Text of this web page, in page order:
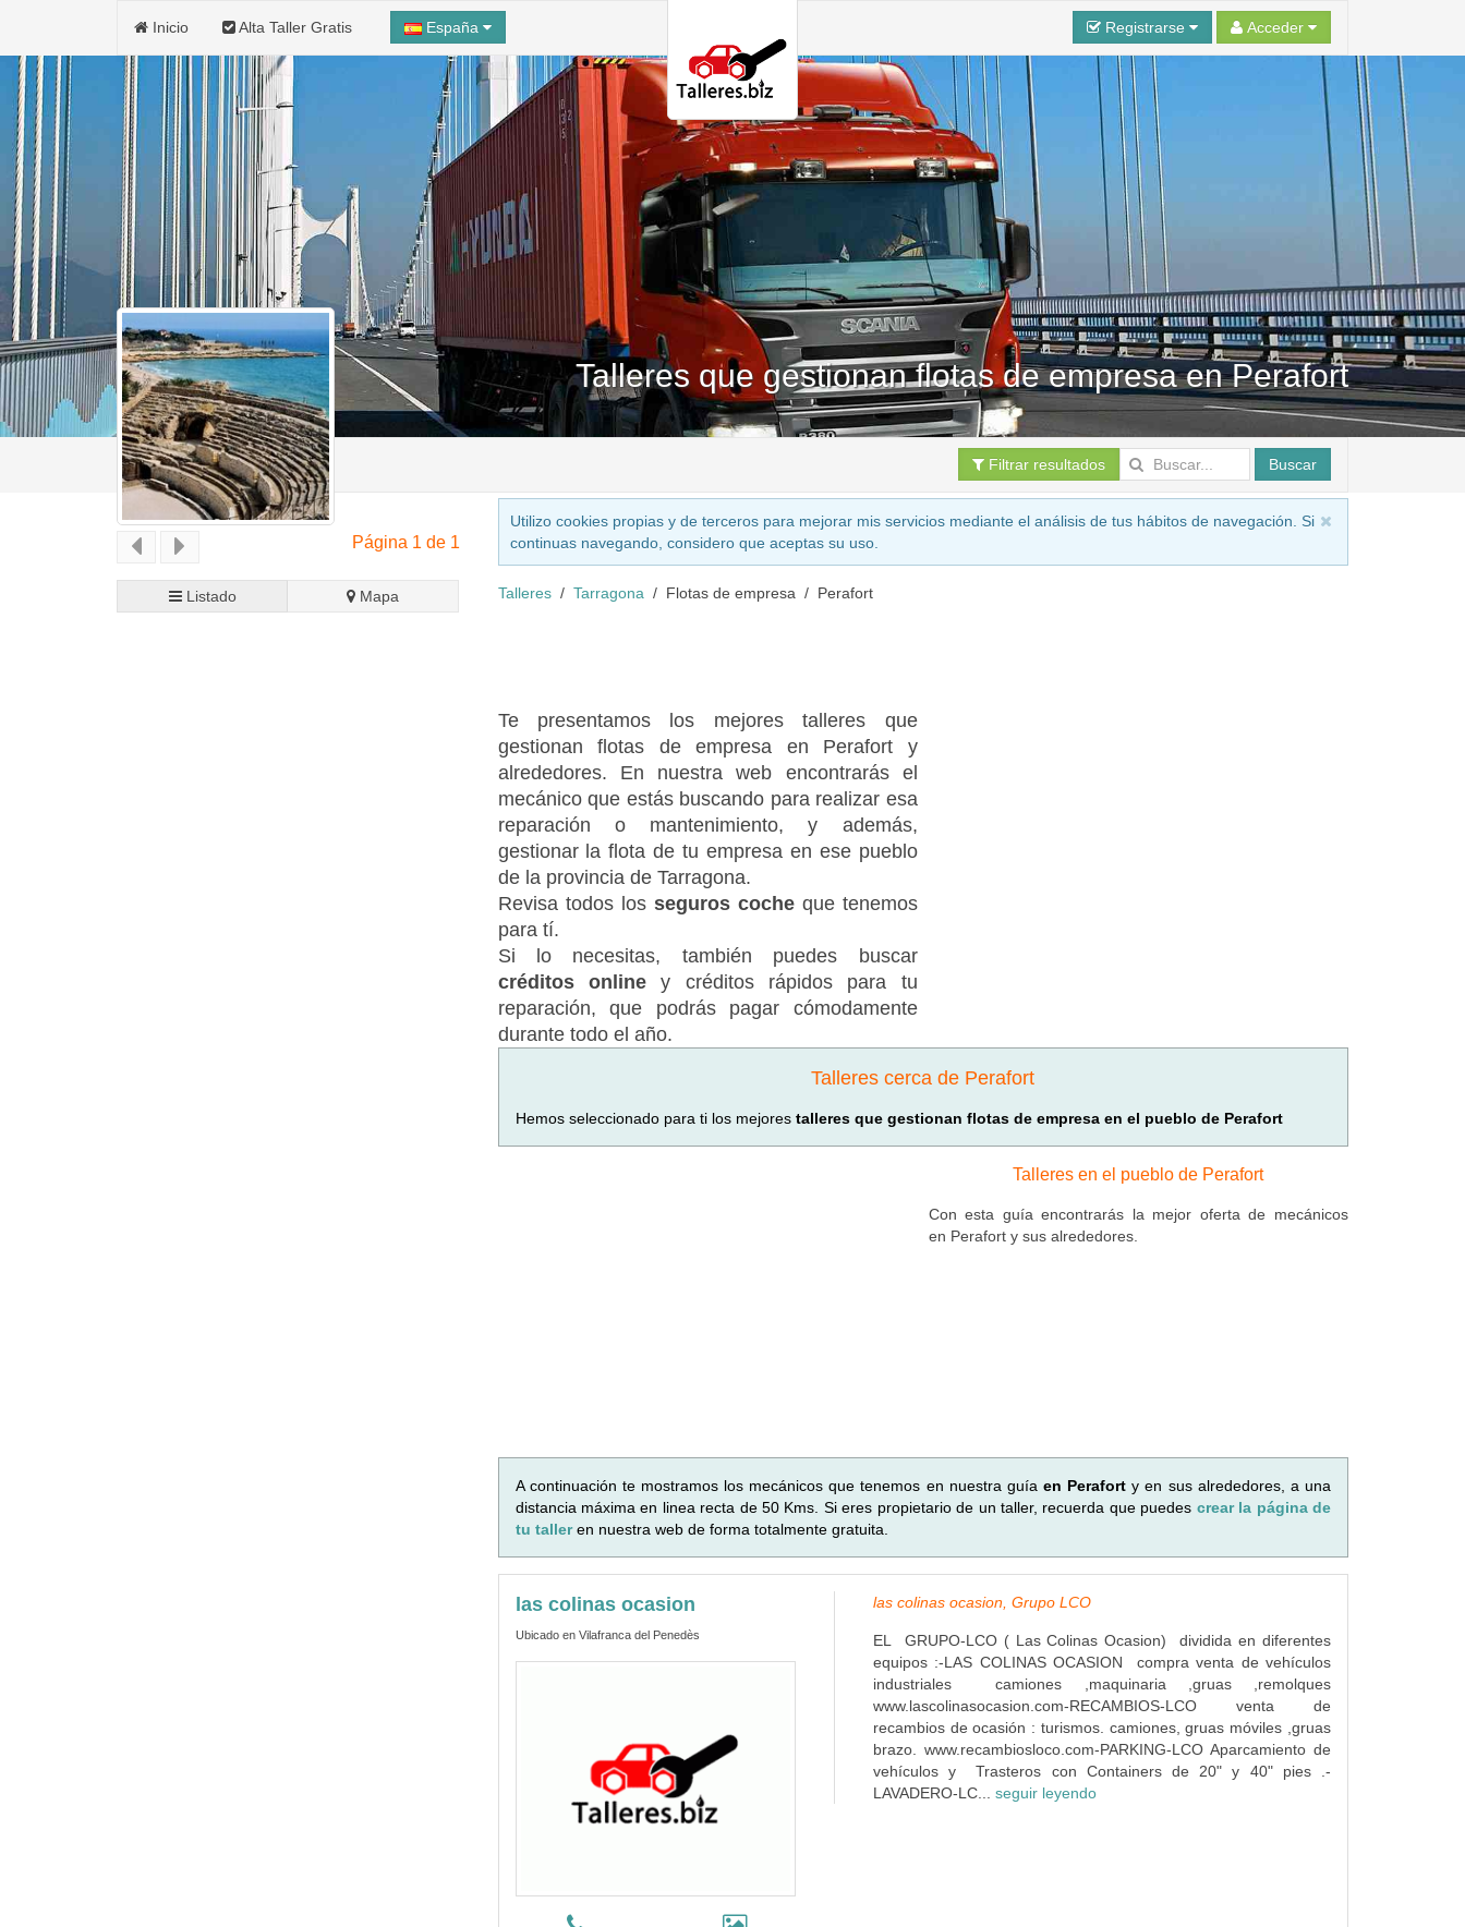
Inicio Alta Taller Gratis España Registrarse Acceder
Talleres que gestionan flotas de empresa en Perafort
Filtrar resultados Buscar
Página 1 de 1
Listado Mapa
Utilizo cookies propias y de terceros para mejorar mis servicios mediante el análisis de tus hábitos de navegación. Si
continuas navegando, considero que aceptas su uso.
Talleres Tarragona Flotas de empresa Perafort
Te presentamos los mejores talleres que
gestionan flotas de empresa en Perafort y
alrededores. En nuestra web encontrarás el
mecánico que estás buscando para realizar esa
reparación o mantenimiento, y además,
gestionar la flota de tu empresa en ese pueblo
de la provincia de Tarragona.
Revisa todos los seguros cocheque tenemos
para tí.
Si lo necesitas, también puedes buscar
créditos onliney créditos rápidos para tu
reparación, que podrás pagar cómodamente
durante todo el año.
Talleres cerca de Perafort
Hemos seleccionado para ti los mejores talleres que gestionan flotas de empresa en el pueblo de Perafort
Talleres en el pueblo de Perafort
Con esta guía encontrarás la mejor oferta de mecánicos
en Perafort y sus alrededores.
A continuación te mostramos los mecánicos que tenemos en nuestra guíaen Perafort y en sus alrededores, a una
distancia máxima en linea recta de 50 Kms. Si eres propietario de un taller, recuerda que puedes crear la página de
tu talleren nuestra web de forma totalmente gratuita.
las colinas ocasion
Ubicado en Vilafranca del Penedès
las colinas ocasion, Grupo LCO
EL GRUPO-LCO ( Las Colinas Ocasion) dividida en diferentes
equipos :-LAS COLINAS OCASION compra venta de vehículos
industriales camiones ,maquinaria ,gruas ,remolques
www.lascolinasocasion.com-RECAMBIOS-LCO venta de
recambios de ocasión : turismos. camiones, gruas móviles ,gruas
brazo. www.recambiosloco.com-PARKING-LCO Aparcamiento de
vehículos y Trasteros con Containers de 20" y 40" pies .-
LAVADERO-LC... seguir leyendo